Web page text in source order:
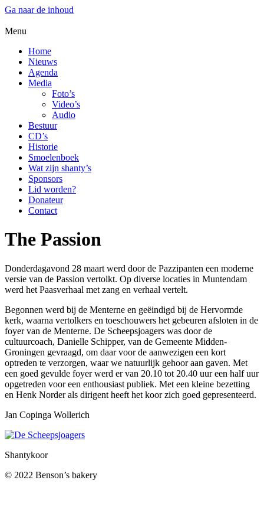
Ga naar de inhoud
Menu
Home
Nieuws
Agenda
Media
Foto’s
Video’s
Audio
Bestuur
CD’s
Historie
Smoelenboek
Wat zijn shanty’s
Sponsors
Lid worden?
Donateur
Contact
The Passion
Donderdagavond 28 maart werd door de Pazzipanten een moderne
versie van de Passion vertolkt. Op diverse locaties in Muntendam
werd het Paasverhaal met zang en verhaal vertelt.
Begonnen werd bij de Menterne en geëindigd bij de Hervormde
kerk, waarna vertolkers en toeschouwers het gebeuren afsloten in de
foyer van de Menterne. De Scheepsjoagers was door de
cultuurcoach, Danielle Schipper, van de Gemeente Midden-
Groningen gevraagd, om daar voor de aanwezigen een kort
optreden te verzorgen, waar we natuurlijk gehoor aan gaven. Met
een goed gevulde foyer werd er van 20.10 tot 20.40 uur een half uur
opgetreden voor een enthousiast publiek. Met een kleine bezetting
en Henk Norder als dirigent heeft het koor zich goed gepresenteerd.
Jan Copinga Wollerich
Shantykoor
© 2022 Benson’s bakery